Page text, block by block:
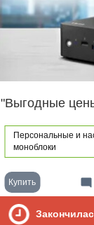
"Выгодные
Персональные и
моноблоки
Купить mode_comment